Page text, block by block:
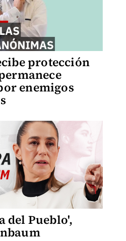
protección
enemigos
del Pueblo',